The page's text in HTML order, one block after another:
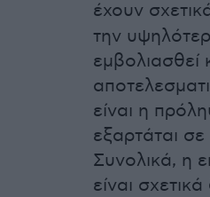
έχουν
την
εμβολιασθεί
είναι η
εξαρτάται
Συνολικά, η
είναι